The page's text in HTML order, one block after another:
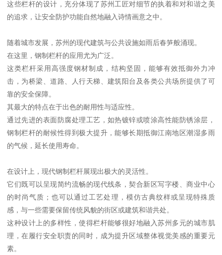
这些栏杆的设计，充分体现了苏州工匠对细节的执着和对和谐之美
的追求，让安全防护功能自然地融入诗情画意之中。
随着城市发展，苏州的现代建筑与公共设施如雨后春笋般涌现。
在这里，钢制栏杆的应用尤为广泛。
这类栏杆采用高强度钢材制成，结构坚固，能够有效抵御外力冲
击，为桥梁、道路、人行天梯、建筑阳台及各类公共场所提供了可
靠的安全保障。
其最大的特点在于出色的耐用性与适应性。
通过先进的表面防腐处理工艺，如热镀锌或喷涂高性能防锈涂层，
钢制栏杆的耐候性得到极大提升，能够长期抵御江南地区潮湿多雨
的气候，延长使用寿命。
在设计上，现代钢制栏杆展现出极大的灵活性。
它们既可以呈现简约流畅的现代线条，契合新区写字楼、商业中心
的时尚气质；也可以通过工艺处理，模仿古典纹样或呈现特殊质
感，与一些需要保留传统风貌的街区或建筑和谐共处。
这种设计上的多样性，使得栏杆能够很好地融入苏州多元的城市肌
理，在履行安全职责的同时，成为提升区域整体视觉美感的重要元
素。